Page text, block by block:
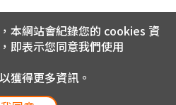
本網站會紀錄您的 cookies 資
即表示您同意我們使用
以獲得更多資訊。